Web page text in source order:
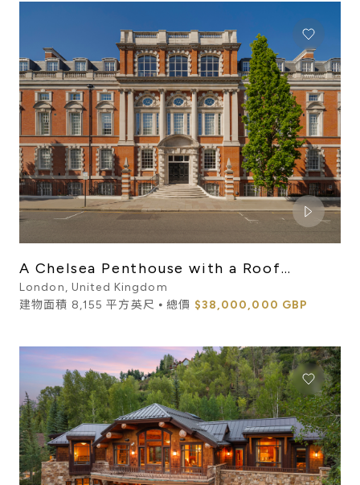
A Chelsea Penthouse with a Roof
Terrace and Two Studio Apart...
London, United Kingdom
建物面積 8,155 平方英尺 ⦁ 總價 $38,000,000 GBP